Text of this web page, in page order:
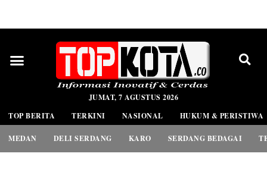
JUMAT, 7 AGUSTUS 2026
TOP BERITA
TERKINI NASIONAL HUKUM & PERISTIWA
MEDAN DELI SERDANG KARO SERDANG BEDAGAI